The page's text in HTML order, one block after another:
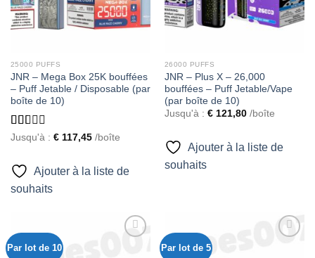
25000 PUFFS
JNR – Mega Box 25K bouffées
– Puff Jetable / Disposable (par
boîte de 10)
Rated
of 5
Jusqu'à : €117,45/boîte
Ajouter à la liste de
souhaits
26000 PUFFS
JNR – Plus X – 26,000
bouffées – Puff Jetable/Vape
(par boîte de 10)
Jusqu'à : €121,80/boîte
Ajouter à la liste de
souhaits
Par lot de 10 Par lot de 5